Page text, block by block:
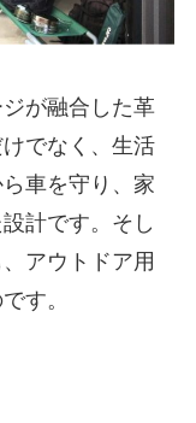
が融合した革
でなく、生活
車を守り、家
計です。そし
アウトドア用
す。